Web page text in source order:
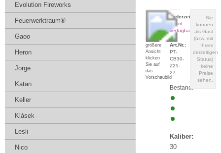
Für eine
größere
Ansicht
klicken
Sie auf
das
Vorschaubild
Sie
können
als Gast
(bzw. mit
Ihrem
derzeitigen
Status)
keine
Preise
sehen.
Lieferzeit:
sofort
verfügbar
Art.Nr.:
PT-
CB30-
Z25-
27
Bestand:
Kaliber:
30
Evolution Fireworks
Feuerwerktraum®
Gaoo
Heron
Jorge
Katan
Keller
Klásek
Lesli
Nico